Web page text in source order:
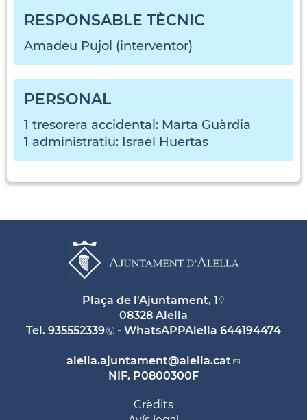
RESPONSABLE TÈCNIC
Amadeu Pujol (interventor)
PERSONAL
1 tresorera accidental: Marta Guàrdia
1 administratiu: Israel Huertas
Plaça de l'Ajuntament, 1
08328 Alella
Tel. 935552339 - WhatsAPPAlella 644194474
alella.ajuntament@alella.cat
NIF. P0800300F
Crèdits